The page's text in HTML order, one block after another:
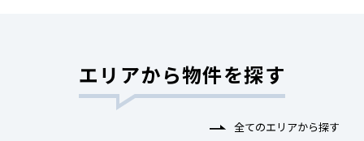
エリアから物件を探す
全てのエリアから探す